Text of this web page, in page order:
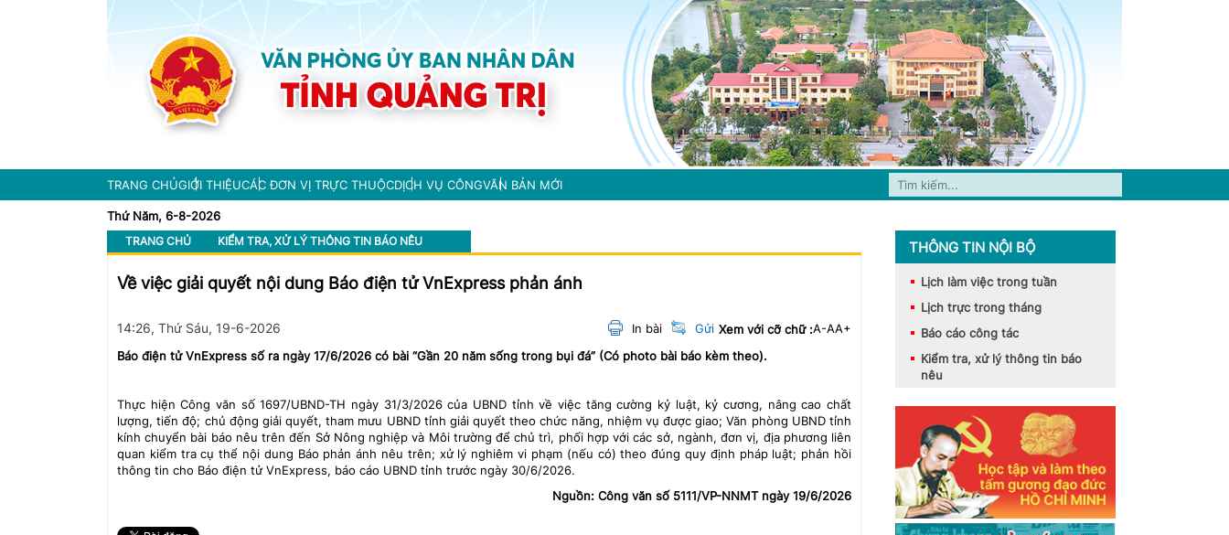
TRANG CHỦGIỚI THIỆUCÁC ĐƠN VỊ TRỰC THUỘCDỊCH VỤ CÔNGVĂN BẢN MỚI
Thứ Năm, 6-8-2026
TRANG CHỦ KIỂM TRA, XỬ LÝ THÔNG TIN BÁO NÊU
Về việc giải quyết nội dung Báo điện tử VnExpress phản ánh
14:26, Thứ Sáu, 19-6-2026 In bài Gửi Xem với cỡ chữ :A-AA+
Báo điện tử VnExpress số ra ngày 17/6/2026 có bài “Gần 20 năm sống trong bụi đá” (Có photo bài báo kèm theo).
Thực hiện Công văn số 1697/UBND-TH ngày 31/3/2026 của UBND tỉnh về việc tăng cường kỷ luật, kỷ cương, nâng cao chất
lượng, tiến độ; chủ động giải quyết, tham mưu UBND tỉnh giải quyết theo chức năng, nhiệm vụ được giao; Văn phòng UBND tỉnh
kính chuyển bài báo nêu trên đến Sở Nông nghiệp và Môi trường để chủ trì, phối hợp với các sở, ngành, đơn vị, địa phương liên
quan kiểm tra cụ thể nội dung Báo phản ánh nêu trên; xử lý nghiêm vi phạm (nếu có) theo đúng quy định pháp luật; phản hồi
thông tin cho Báo điện tử VnExpress, báo cáo UBND tỉnh trước ngày 30/6/2026.
Nguồn: Công văn số 5111/VP-NNMT ngày 19/6/2026
THÔNG TIN NỘI BỘ
Lịch làm việc trong tuần
Lịch trực trong tháng
Báo cáo công tác
Kiểm tra, xử lý thông tin báo
nêu